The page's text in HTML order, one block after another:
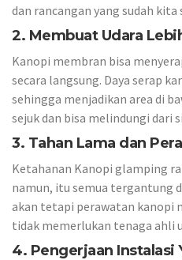
dan rancangan yang sudah kita
2. Membuat Udara
Kanopi membran bisa
secara langsung. Daya serap
sehingga menjadikan area di
sejuk dan bisa melindungi dari
3. Tahan Lama dan
Ketahanan Kanopi glamping
namun, itu semua tergantung
akan tetapi perawatan kanopi
tidak memerlukan tenaga ahli
4. Pengerjaan Instalasi